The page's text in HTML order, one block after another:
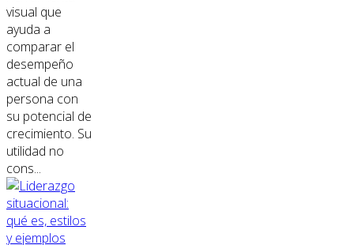
visual que
ayuda a
comparar el
desempeño
actual de una
persona con
su potencial de
crecimiento. Su
utilidad no
cons...